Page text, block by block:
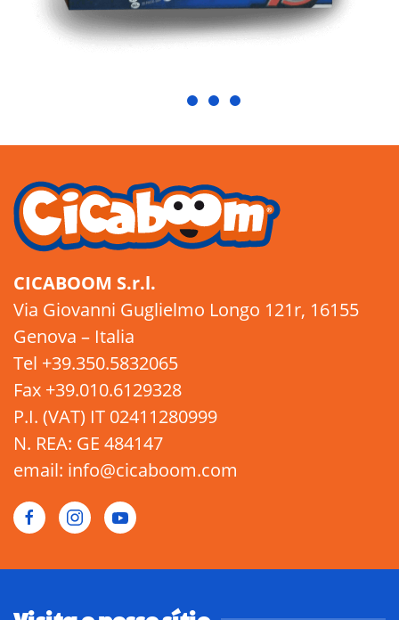
CICABOOM S.r.l.
Via Giovanni Guglielmo Longo 121r, 16155
Genova – Italia
Tel +39.350.5832065
Fax +39.010.6129328
P.I. (VAT) IT 02411280999
N. REA: GE 484147
email: info@cicaboom.com